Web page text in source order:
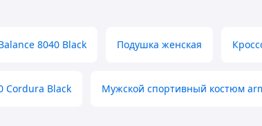
8040 Black Подушка женская
Cordura Black Мужской спортивный костюм